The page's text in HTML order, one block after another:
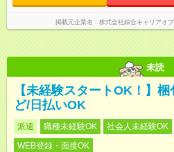
掲載元企業名 株式会社綜合キャリアオ
未読
【未経験スタートOK！】
ど/日払いOK
派遣 職種未経験OK 社会人未経験OK
WEB登録・面接OK